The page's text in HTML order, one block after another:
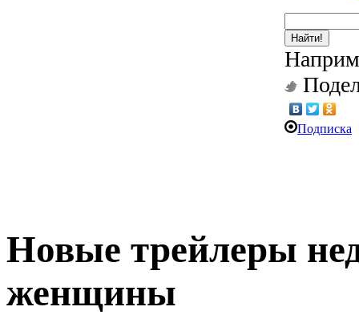
Найти!
Подписка
Новые трейлеры
женщины